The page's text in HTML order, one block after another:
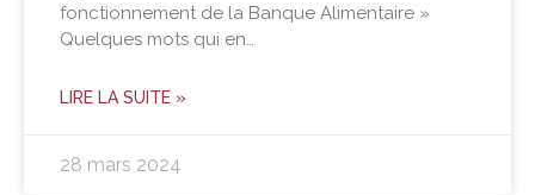
fonctionnement de la Banque Alimentaire »
Quelques mots qui en…
LIRE LA SUITE »
28 mars 2024